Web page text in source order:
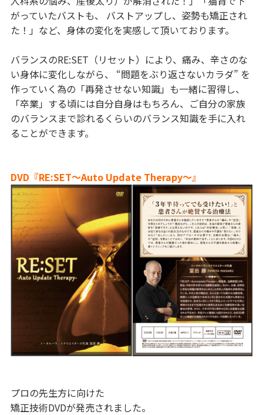
がっていたバストも、 バストアップし、姿勢も矯正され
た！」など、身体の変化を実感して頂いております。
バランスのRE:SET（リセット）により、痛み、辛さのな
い身体に変化しながら、 “問題をぶり返さないカラダ” を
作っていく為の「再発させない知識」も一緒に習得し、
「卒業」する頃には自分自身はもちろん、ご自分の家族
のバランスまで診れるくらいのバランス知識を手に入れ
ることができます。
DVD『RE:SET〜Auto Update Therapy〜』
プロの先生方に向けた
矯正技術DVDが発売されました。